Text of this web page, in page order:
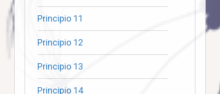
Principio 11
Principio 12
Principio 13
Principio 14